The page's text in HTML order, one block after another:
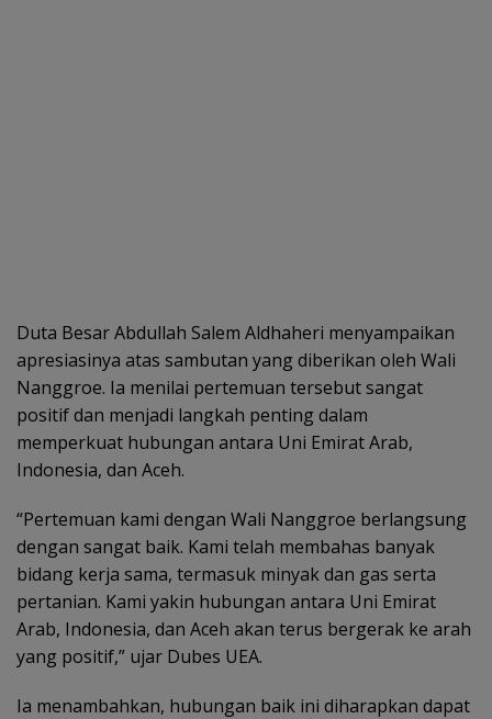
Duta Besar Abdullah Salem Aldhaheri menyampaikan
apresiasinya atas sambutan yang diberikan oleh Wali
Nanggroe. Ia menilai pertemuan tersebut sangat
positif dan menjadi langkah penting dalam
memperkuat hubungan antara Uni Emirat Arab,
Indonesia, dan Aceh.
“Pertemuan kami dengan Wali Nanggroe berlangsung
dengan sangat baik. Kami telah membahas banyak
bidang kerja sama, termasuk minyak dan gas serta
pertanian. Kami yakin hubungan antara Uni Emirat
Arab, Indonesia, dan Aceh akan terus bergerak ke arah
yang positif,” ujar Dubes UEA.
Ia menambahkan, hubungan baik ini diharapkan dapat